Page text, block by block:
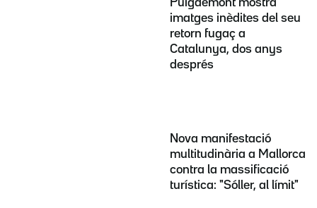
Puigdemont mostra
imatges inèdites del seu
retorn fugaç a
Catalunya, dos anys
després
Nova manifestació
multitudinària a Mallorca
contra la massificació
turística: "Sóller, al límit"